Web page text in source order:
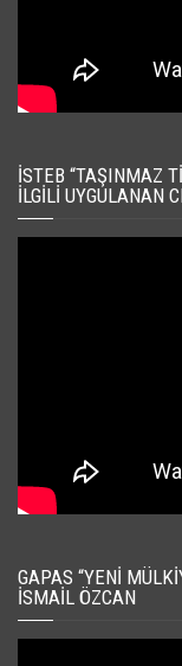
İSTEB “TAŞINMAZ
İLGILI UYGULANAN
GAPAS “YENI
İSMAIL ÖZCAN